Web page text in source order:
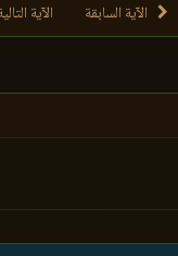
الآية السابقة الآية